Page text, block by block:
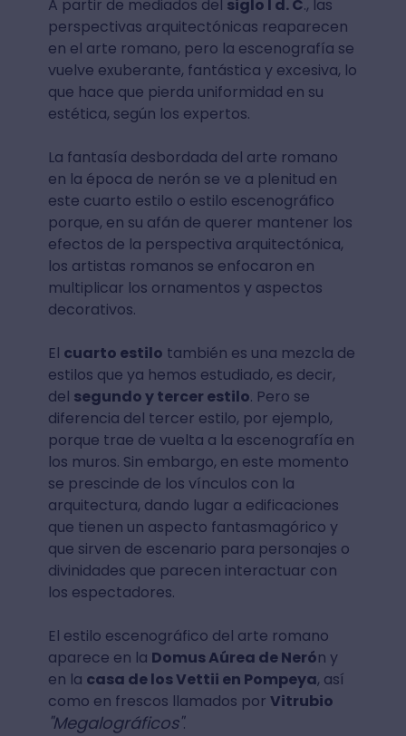
A partir de mediados del siglo I d. C., las
perspectivas arquitectónicas reaparecen
en el arte romano, pero la escenografía se
vuelve exuberante, fantástica y excesiva, lo
que hace que pierda uniformidad en su
estética, según los expertos.
La fantasía desbordada del arte romano
en la época de nerón se ve a plenitud en
este cuarto estilo o estilo escenográfico
porque, en su afán de querer mantener los
efectos de la perspectiva arquitectónica,
los artistas romanos se enfocaron en
multiplicar los ornamentos y aspectos
decorativos.
El cuarto estilo también es una mezcla de
estilos que ya hemos estudiado, es decir,
del segundo y tercer estilo. Pero se
diferencia del tercer estilo, por ejemplo,
porque trae de vuelta a la escenografía en
los muros. Sin embargo, en este momento
se prescinde de los vínculos con la
arquitectura, dando lugar a edificaciones
que tienen un aspecto fantasmagórico y
que sirven de escenario para personajes o
divinidades que parecen interactuar con
los espectadores.
El estilo escenográfico del arte romano
aparece en la Domus Aúrea de Nerón y
en la casa de los Vettii en Pompeya, así
como en frescos llamados por Vitrubio
"Megalográficos".